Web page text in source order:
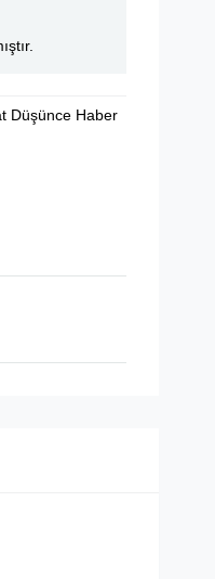
Düşünce Haber